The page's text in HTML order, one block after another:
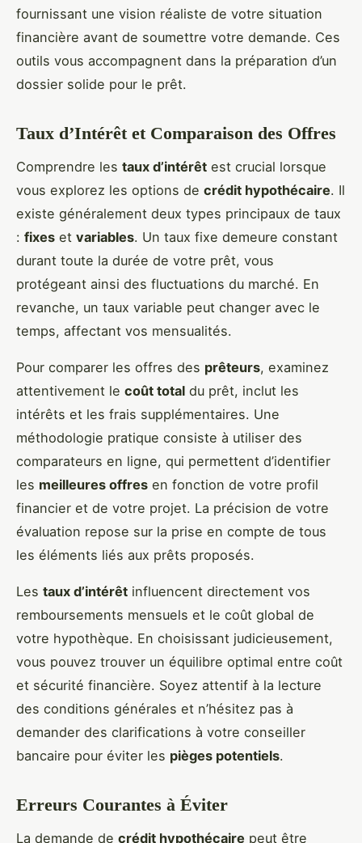
fournissant une vision réaliste de votre situation
financière avant de soumettre votre demande. Ces
outils vous accompagnent dans la préparation d’un
dossier solide pour le prêt.
Taux d’Intérêt et Comparaison des Offres
Comprendre les taux d’intérêt est crucial lorsque
vous explorez les options de crédit hypothécaire. Il
existe généralement deux types principaux de taux
: fixes et variables. Un taux fixe demeure constant
durant toute la durée de votre prêt, vous
protégeant ainsi des fluctuations du marché. En
revanche, un taux variable peut changer avec le
temps, affectant vos mensualités.
Pour comparer les offres des prêteurs, examinez
attentivement le coût total du prêt, inclut les
intérêts et les frais supplémentaires. Une
méthodologie pratique consiste à utiliser des
comparateurs en ligne, qui permettent d’identifier
les meilleures offres en fonction de votre profil
financier et de votre projet. La précision de votre
évaluation repose sur la prise en compte de tous
les éléments liés aux prêts proposés.
Les taux d’intérêt influencent directement vos
remboursements mensuels et le coût global de
votre hypothèque. En choisissant judicieusement,
vous pouvez trouver un équilibre optimal entre coût
et sécurité financière. Soyez attentif à la lecture
des conditions générales et n’hésitez pas à
demander des clarifications à votre conseiller
bancaire pour éviter les pièges potentiels.
Erreurs Courantes à Éviter
La demande de crédit hypothécaire peut être